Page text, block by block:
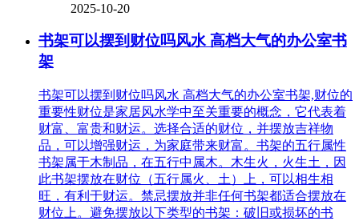
2025-10-20
书架可以摆到财位吗风水 高档大气的办公室书
架
书架可以摆到财位吗风水 高档大气的办公室书架,财位的
重要性财位是家居风水学中至关重要的概念，它代表着
财富、富贵和财运。选择合适的财位，并摆放吉祥物
品，可以增强财运，为家庭带来财富。书架的五行属性
书架属于木制品，在五行中属木。木生火，火生土，因
此书架摆放在财位（五行属火、土）上，可以相生相
旺，有利于财运。禁忌摆放并非任何书架都适合摆放在
财位上。避免摆放以下类型的书架：破旧或损坏的书